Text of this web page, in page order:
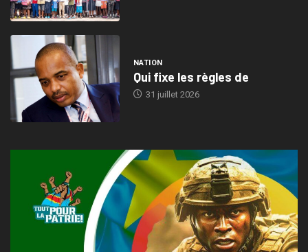
NATION
Qui fixe les règles de
31 juillet 2026